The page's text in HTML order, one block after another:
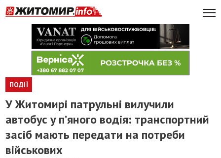
ПОДІЇ
У Житомирі патрульні вилучили
автобус у п’яного водія: транспортний
засіб мають передати на потреби
військових